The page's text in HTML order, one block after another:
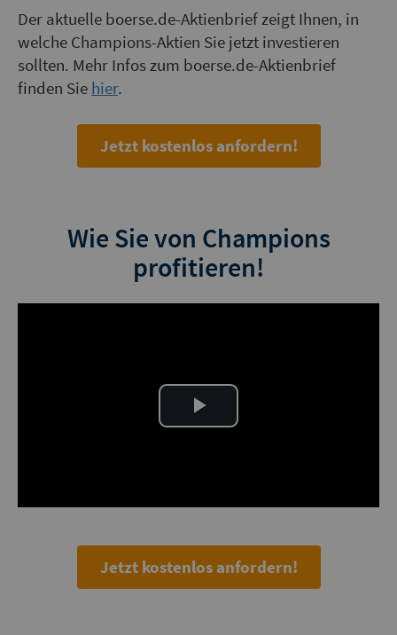
Der aktuelle boerse.de-Aktienbrief zeigt Ihnen, in
welche Champions-Aktien Sie jetzt investieren
sollten. Mehr Infos zum boerse.de-Aktienbrief
finden Sie hier.
Jetzt kostenlos anfordern!
Wie Sie von Champions
profitieren!
Play
Jetzt kostenlos anfordern!